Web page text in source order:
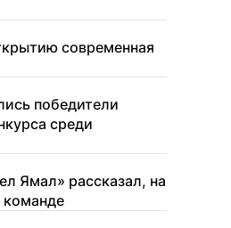
современная
победители
среди
Ямал» рассказал, на
команде